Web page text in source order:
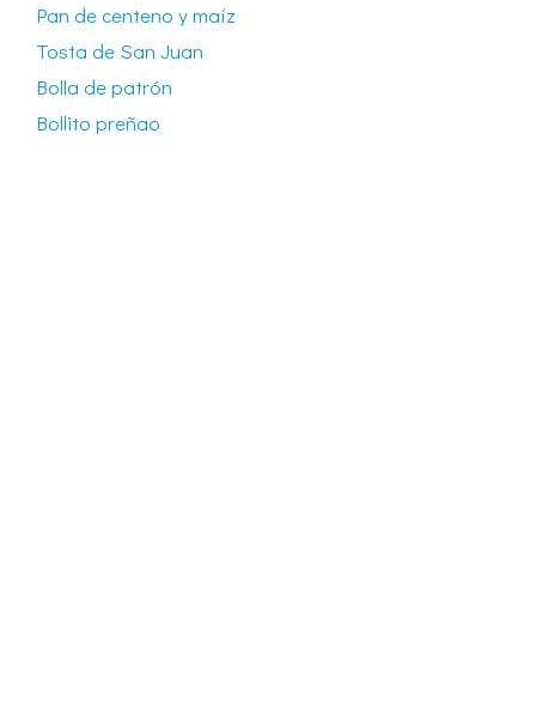
Pan de centeno y maíz
Tosta de San Juan
Bolla de patrón
Bollito preñao